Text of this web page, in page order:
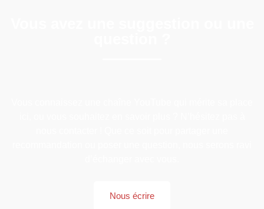
Nous écrire